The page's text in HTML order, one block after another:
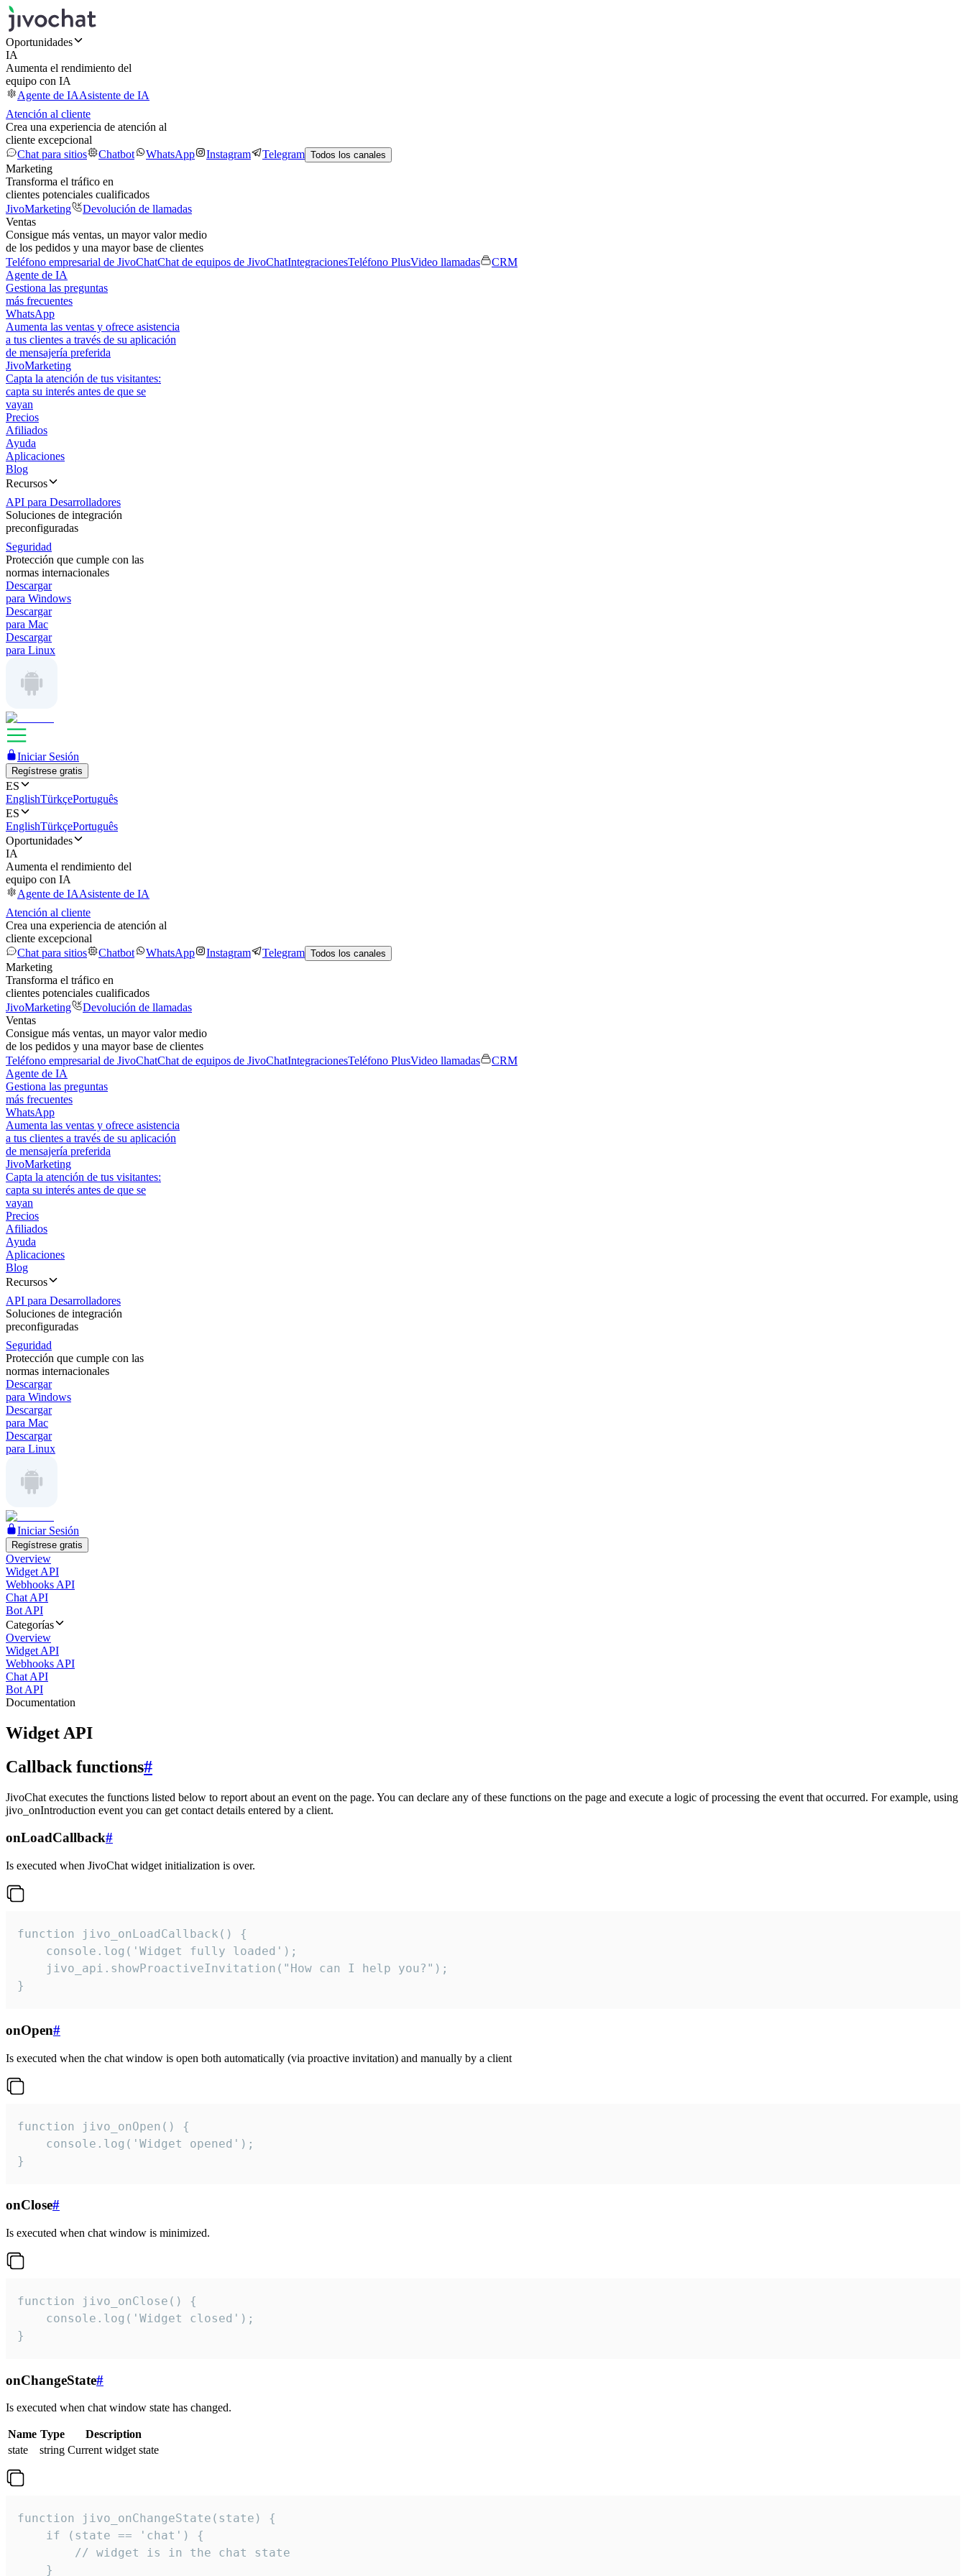
Oportunidades
IA
Aumenta el rendimiento del
equipo con IA
Agente de IAAsistente de IA
Atención al cliente
Crea una experiencia de atención al
cliente excepcional
Chat para sitios
Chatbot WhatsApp Instagram Telegram Todos los canales
Marketing
Transforma el tráfico en
clientes potenciales cualificados
JivoMarketing
Devolución de llamadas
Ventas
Consigue más ventas, un mayor valor medio
de los pedidos y una mayor base de clientes
Teléfono empresarial de JivoChatChat de equipos de JivoChatIntegracionesTeléfono PlusVideo llamadas
CRM
Agente de IA
Gestiona las preguntas
más frecuentes
WhatsApp
Aumenta las ventas y ofrece asistencia
a tus clientes a través de su aplicación
de mensajería preferida
JivoMarketing
Capta la atención de tus visitantes:
capta su interés antes de que se
vayan
Precios
Afiliados
Ayuda
Aplicaciones
Blog
Recursos
API para Desarrolladores
Soluciones de integración
preconfiguradas
Seguridad
Protección que cumple con las
normas internacionales
Descargar
para Windows
Descargar
para Mac
Descargar
para Linux
Iniciar Sesión
Regístrese gratis
ES
EnglishTürkçePortuguês
ES
EnglishTürkçePortuguês
Oportunidades
IA
Aumenta el rendimiento del
equipo con IA
Agente de IAAsistente de IA
Atención al cliente
Crea una experiencia de atención al
cliente excepcional
Chat para sitios
Chatbot WhatsApp Instagram Telegram Todos los canales
Marketing
Transforma el tráfico en
clientes potenciales cualificados
JivoMarketing
Devolución de llamadas
Ventas
Consigue más ventas, un mayor valor medio
de los pedidos y una mayor base de clientes
Teléfono empresarial de JivoChatChat de equipos de JivoChatIntegracionesTeléfono PlusVideo llamadas
CRM
Agente de IA
Gestiona las preguntas
más frecuentes
WhatsApp
Aumenta las ventas y ofrece asistencia
a tus clientes a través de su aplicación
de mensajería preferida
JivoMarketing
Capta la atención de tus visitantes:
capta su interés antes de que se
vayan
Precios
Afiliados
Ayuda
Aplicaciones
Blog
Recursos
API para Desarrolladores
Soluciones de integración
preconfiguradas
Seguridad
Protección que cumple con las
normas internacionales
Descargar
para Windows
Descargar
para Mac
Descargar
para Linux
Iniciar Sesión
Regístrese gratis
Overview
Widget API
Webhooks API
Chat API
Bot API
Categorías
Overview
Widget API
Webhooks API
Chat API
Bot API
Documentation
Widget API
Callback functions#
JivoChat executes the functions listed below to report about an event on the page. You can declare any of these functions on the page and execute a logic of processing the event that occurred. For example, using
jivo_onIntroduction event you can get contact details entered by a client.
onLoadCallback#
Is executed when JivoChat widget initialization is over.
function jivo_onLoadCallback() {
    console.log('Widget fully loaded');
    jivo_api.showProactiveInvitation("How can I help you?");
}
onOpen#
Is executed when the chat window is open both automatically (via proactive invitation) and manually by a client
function jivo_onOpen() {
    console.log('Widget opened');
}
onClose#
Is executed when chat window is minimized.
function jivo_onClose() {
    console.log('Widget closed');
}
onChangeState#
Is executed when chat window state has changed.
Name Type
Description
state
string Current widget state
function jivo_onChangeState(state) {
    if (state == 'chat') {
        // widget is in the chat state
    }